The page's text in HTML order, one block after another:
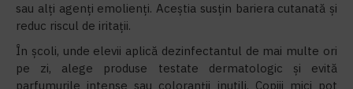
sau alți agenți emolienți. Aceștia susțin bariera cutanată și
reduc riscul de iritații.
În școli, unde elevii aplică dezinfectantul de mai multe ori
pe zi, alege produse testate dermatologic și evită
parfumurile intense sau coloranții inutili. Copiii mici pot